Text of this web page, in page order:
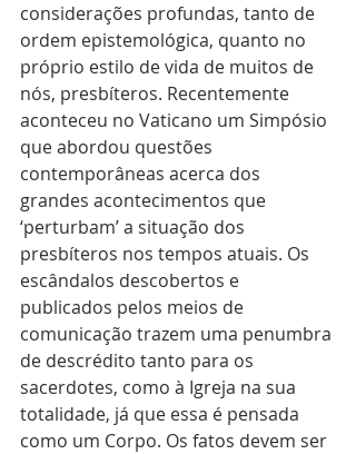
considerações profundas, tanto de
ordem epistemológica, quanto no
próprio estilo de vida de muitos de
nós, presbíteros. Recentemente
aconteceu no Vaticano um Simpósio
que abordou questões
contemporâneas acerca dos
grandes acontecimentos que
‘perturbam’ a situação dos
presbíteros nos tempos atuais. Os
escândalos descobertos e
publicados pelos meios de
comunicação trazem uma penumbra
de descrédito tanto para os
sacerdotes, como à Igreja na sua
totalidade, já que essa é pensada
como um Corpo. Os fatos devem ser